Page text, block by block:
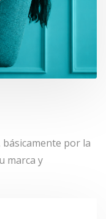
por la
marca y